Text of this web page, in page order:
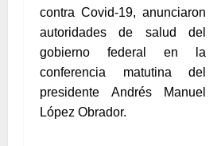
contra Covid-19, anunciaron
autoridades de salud del
gobierno federal en la
conferencia matutina del
presidente Andrés Manuel
López Obrador.